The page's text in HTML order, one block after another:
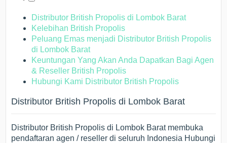
Distributor British Propolis di Lombok Barat
Kelebihan British Propolis
Peluang Emas menjadi Distributor British Propolis
di Lombok Barat
Keuntungan Yang Akan Anda Dapatkan Bagi Agen
& Reseller British Propolis
Hubungi Kami Distributor British Propolis
Distributor British Propolis di Lombok Barat
Distributor British Propolis di Lombok Barat membuka
pendaftaran agen / reseller di seluruh Indonesia Hubungi